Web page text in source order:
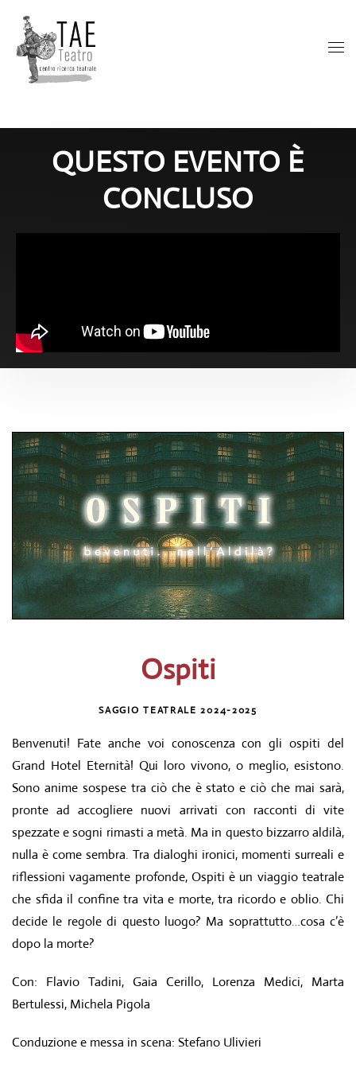
QUESTO EVENTO È
CONCLUSO
Ospiti
SAGGIO TEATRALE 2024-2025
Benvenuti! Fate anche voi conoscenza con gli ospiti del
Grand Hotel Eternità! Qui loro vivono, o meglio, esistono.
Sono anime sospese tra ciò che è stato e ciò che mai sarà,
pronte ad accogliere nuovi arrivati con racconti di vite
spezzate e sogni rimasti a metà. Ma in questo bizzarro aldilà,
nulla è come sembra. Tra dialoghi ironici, momenti surreali e
riflessioni vagamente profonde, Ospiti è un viaggio teatrale
che sfida il confine tra vita e morte, tra ricordo e oblio. Chi
decide le regole di questo luogo? Ma soprattutto…cosa c’è
dopo la morte?
Con: Flavio Tadini, Gaia Cerillo, Lorenza Medici, Marta
Bertulessi, Michela Pigola
Conduzione e messa in scena: Stefano Ulivieri